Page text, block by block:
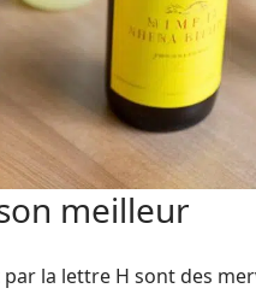
meilleur
la lettre H sont des